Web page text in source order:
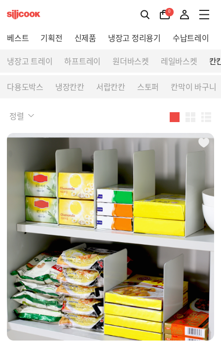
0
베스트 기획전 신제품 냉장고 정리용기 수납트레이
냉장고 트레이
하프트레이 원더바스켓 레일바스켓 칸
다용도박스 냉장칸칸 서랍칸칸 스토퍼 칸막이 바구니
정렬